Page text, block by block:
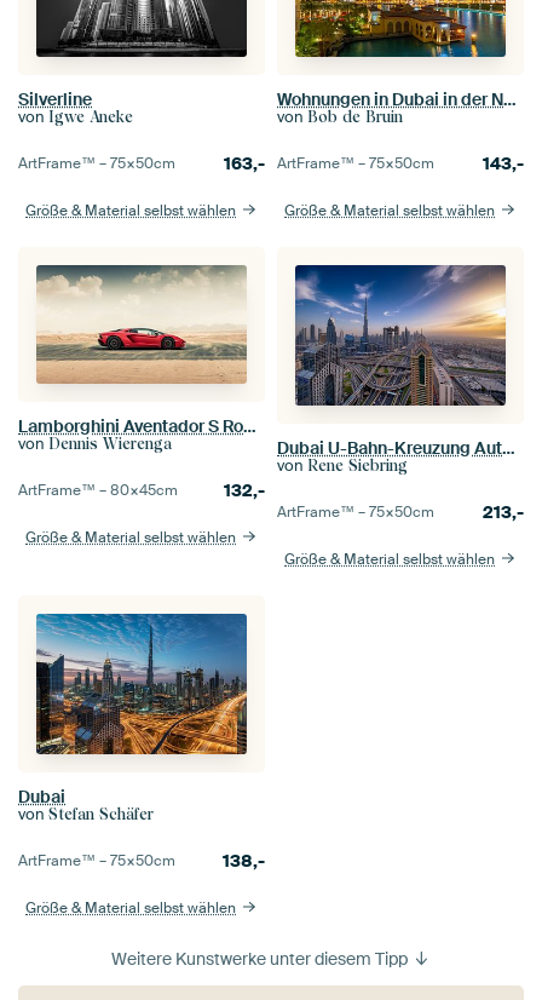
Silverline
von Igwe Aneke
ArtFrame™ –75×50cm 163,-
Größe & Material selbst wählen
Wohnungen in Dubai in der Nähe des Burj Khalifa
von Bob de Bruin
ArtFrame™ –75×50cm 143,-
Größe & Material selbst wählen
Lamborghini Aventador S Roadster vs. Wüstenstraßen II
von Dennis Wierenga
ArtFrame™ –80×45cm 132,-
Größe & Material selbst wählen
Dubai U-Bahn-Kreuzung Autobahnen
von Rene Siebring
ArtFrame™ –75×50cm 213,-
Größe & Material selbst wählen
Dubai
von Stefan Schäfer
ArtFrame™ –75×50cm 138,-
Größe & Material selbst wählen
Weitere Kunstwerke unter diesem Tipp